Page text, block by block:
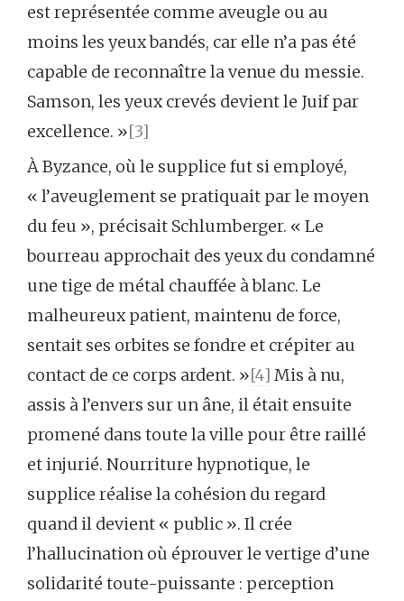
est représentée comme aveugle ou au
moins les yeux bandés, car elle n’a pas été
capable de reconnaître la venue du messie.
Samson, les yeux crevés devient le Juif par
excellence. »[3]
À Byzance, où le supplice fut si employé,
« l’aveuglement se pratiquait par le moyen
du feu », précisait Schlumberger. « Le
bourreau approchait des yeux du condamné
une tige de métal chauffée à blanc. Le
malheureux patient, maintenu de force,
sentait ses orbites se fondre et crépiter au
contact de ce corps ardent. »[4] Mis à nu,
assis à l’envers sur un âne, il était ensuite
promené dans toute la ville pour être raillé
et injurié. Nourriture hypnotique, le
supplice réalise la cohésion du regard
quand il devient « public ». Il crée
l’hallucination où éprouver le vertige d’une
solidarité toute-puissante : perception